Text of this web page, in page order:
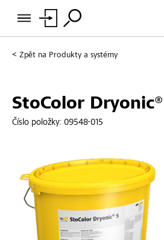
Zpět na Produkty a systémy
StoColor Dryonic®
Číslo položky: 09548-015